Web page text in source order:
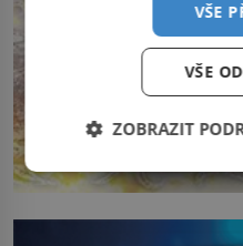
VŠE
VŠE
ZOBRAZIT